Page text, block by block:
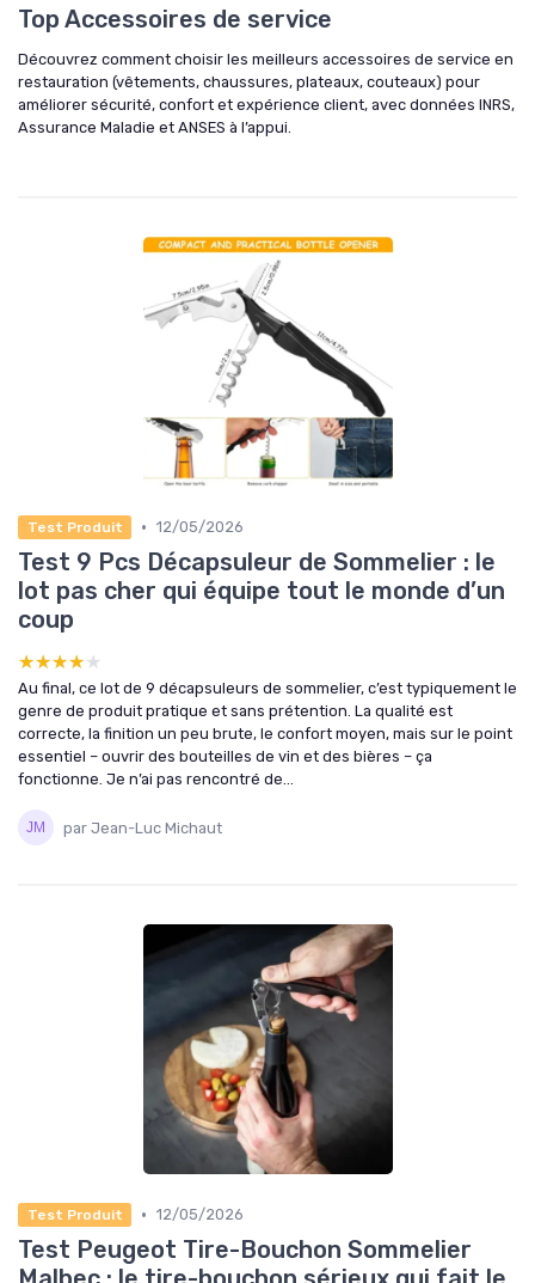
Top Accessoires de service
Découvrez comment choisir les meilleurs accessoires de service en
restauration (vêtements, chaussures, plateaux, couteaux) pour
améliorer sécurité, confort et expérience client, avec données INRS,
Assurance Maladie et ANSES à l’appui.
Test Produit • 12/05/2026
Test 9 Pcs Décapsuleur de Sommelier : le
lot pas cher qui équipe tout le monde d’un
coup
★★★★★
★★★★★
Au final, ce lot de 9 décapsuleurs de sommelier, c’est typiquement le
genre de produit pratique et sans prétention. La qualité est
correcte, la finition un peu brute, le confort moyen, mais sur le point
essentiel – ouvrir des bouteilles de vin et des bières – ça
fonctionne. Je n’ai pas rencontré de...
par Jean-Luc Michaut
Test Produit • 12/05/2026
Test Peugeot Tire-Bouchon Sommelier